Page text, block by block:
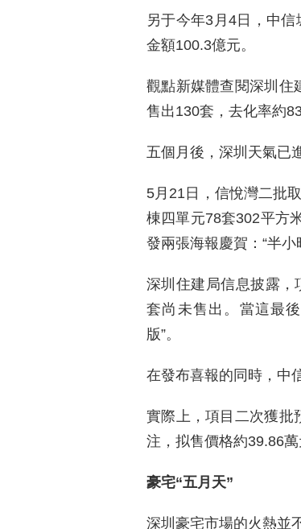
另于今年3月4日，中
金額100.3億元。
觀點新媒體查閱深圳住
售出130套，去化率約
五個月後，深圳天氣已
5月21日，信悅灣二批
棟四單元78套302平方
發兩張海報慶賀：“半小
深圳住建局信息披露，
套尚未售出。當這最
版”。
在發布喜報的同時，中
實際上，項目二次獲批
注，拟售價格約39.86
豪宅“五月天”
深圳豪宅市場的火熱並